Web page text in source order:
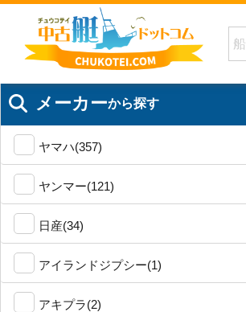
メーカーから探す
ヤマハ(357)
ヤンマー(121)
日産(34)
アイランドジプシー(1)
アキプラ(2)